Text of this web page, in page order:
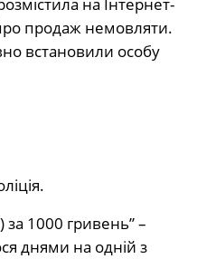
продаж немовляти.
встановили особу
за 1000 гривень” –
днями на одній з